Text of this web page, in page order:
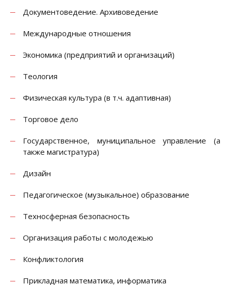
Документоведение. Архивоведение
Международные отношения
Экономика (предприятий и организаций)
Теология
Физическая культура (в т.ч. адаптивная)
Торговое дело
Государственное, муниципальное управление (а
также магистратура)
Дизайн
Педагогическое (музыкальное) образование
Техносферная безопасность
Организация работы с молодежью
Конфликтология
Прикладная математика, информатика